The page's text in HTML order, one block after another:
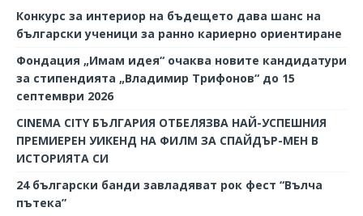
Конкурс за интериор на бъдещето дава шанс на
български ученици за ранно кариерно ориентиране
Фондация „Имам идея“ очаква новите кандидатури
за стипендията „Владимир Трифонов“ до 15
септември 2026
CINEMA CITY БЪЛГАРИЯ ОТБЕЛЯЗВА НАЙ-УСПЕШНИЯ
ПРЕМИЕРЕН УИКЕНД НА ФИЛМ ЗА СПАЙДЪР-МЕН В
ИСТОРИЯТА СИ
24 български банди завладяват рок фест “Вълча
пътека”